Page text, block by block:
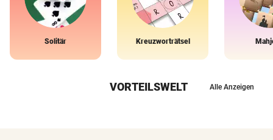
Solitär Kreuzworträtsel
VORTEILSWELT Alle Anzeigen